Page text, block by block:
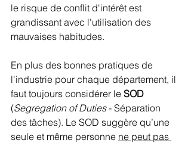
le risque de conflit d'intérêt est
grandissant avec l'utilisation des
mauvaises habitudes.
En plus des bonnes pratiques de
l'industrie pour chaque département, il
faut toujours considérer le SOD
(Segregation of Duties - Séparation
des tâches). Le SOD suggère qu’une
seule et même personne ne peut pas